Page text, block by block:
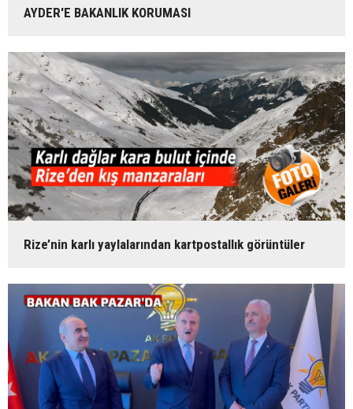
AYDER'E BAKANLIK KORUMASI
Rize’nin karlı yaylalarından kartpostallık görüntüler